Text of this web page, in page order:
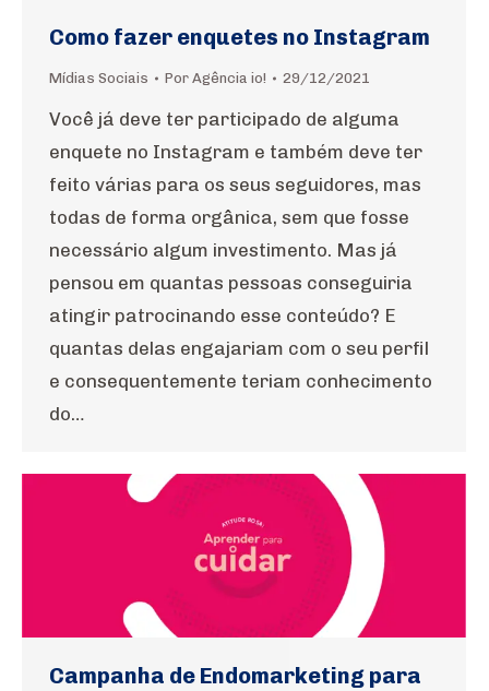
Como fazer enquetes no Instagram
Mídias Sociais Por Agência io! 29/12/2021
Você já deve ter participado de alguma
enquete no Instagram e também deve ter
feito várias para os seus seguidores, mas
todas de forma orgânica, sem que fosse
necessário algum investimento. Mas já
pensou em quantas pessoas conseguiria
atingir patrocinando esse conteúdo? E
quantas delas engajariam com o seu perfil
e consequentemente teriam conhecimento
do…
Campanha de Endomarketing para